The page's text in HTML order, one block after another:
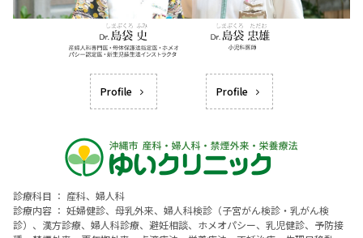
Profile Profile
診療科目 ： 産科、婦人科
診療内容 ： 妊婦健診、母乳外来、婦人科検診（子宮がん検診・乳がん検
診）、漢方診療、婦人科診療、避妊相談、ホメオパシー、乳児健診、予防接